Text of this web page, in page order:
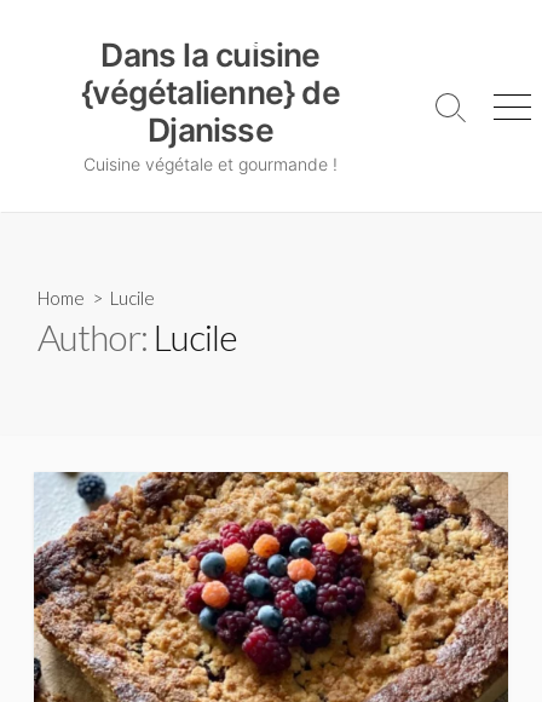
Dans la cuisine
{végétalienne} de
Djanisse
Cuisine végétale et gourmande !
Search
Home > Lucile
Author: Lucile